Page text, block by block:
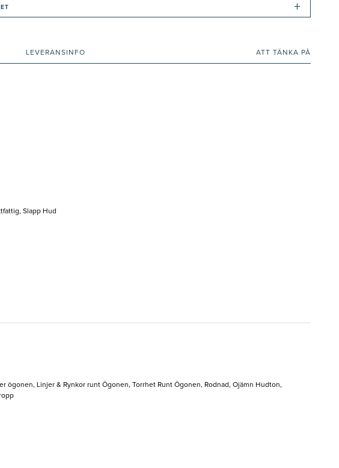
+
LEVERANSINFO ATT TÄNKA PÅ
Slapp Hud
ögonen, Linjer & Rynkor runt Ögonen, Torrhet Runt Ögonen, Rodnad, Ojämn Hudton,